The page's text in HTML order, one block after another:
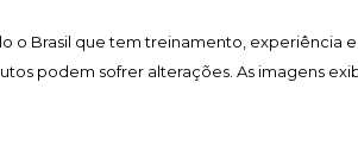
o Brasil que tem treinamento,
podem sofrer alterações. As imagens